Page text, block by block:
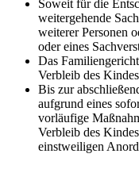
Soweit für die
weitergehende
weiterer Personen
oder eines
Das
Verbleib des
Bis zur
aufgrund eines
vorläufige
Verbleib des
einstweiligen